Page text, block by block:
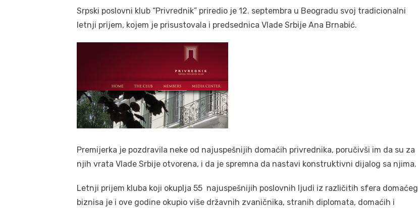
Srpski poslovni klub “Privrednik” priredio je 12. septembra u Beogradu svoj tradicionalni
letnji prijem, kojem je prisustovala i predsednica Vlade Srbije Ana Brnabić.
Premijerka je pozdravila neke od najuspešnijih domaćih privrednika, poručivši im da su za
njih vrata Vlade Srbije otvorena, i da je spremna da nastavi konstruktivni dijalog sa njima.
Letnji prijem kluba koji okuplja 55 najuspešnijih poslovnih ljudi iz različitih sfera domaćeg
biznisa je i ove godine okupio više državnih zvaničnika, stranih diplomata, domaćih i